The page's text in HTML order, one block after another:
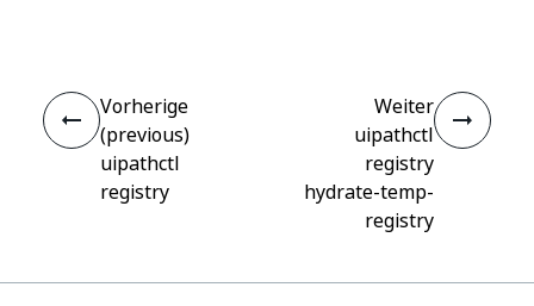
Vorherige
(previous)
uipathctl
registry
Weiter
uipathctl
registry
hydrate-temp-
registry